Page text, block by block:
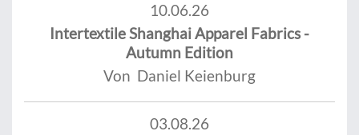
10.06.26
Intertextile Shanghai Apparel Fabrics -
Autumn Edition
Von Daniel Keienburg
03.08.26